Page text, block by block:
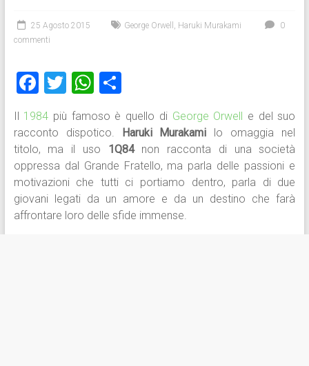
25 Agosto 2015 George Orwell Haruki Murakami
0
commenti
F
a
ce
b
o
ok
T
wi
tt
er
W
at
s
A
p
p
C
n
di
vi
di
Il 1984 più famoso è quello di George Orwell e del suo
racconto dispotico.
Haruki Murakami lo omaggia nel
titolo, ma il uso 1Q84non racconta di una società
oppressa dal Grande Fratello, ma parla delle passioni e
motivazioni che tutti ci portiamo dentro, parla di due
giovani legati da un amore e da un destino che farà
affrontare loro delle sfide immense.